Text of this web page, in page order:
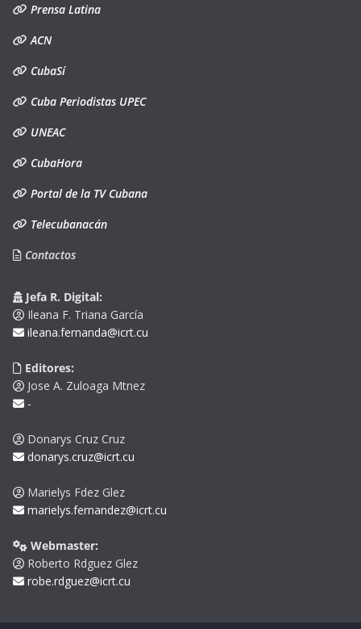
Prensa Latina
ACN
CubaSí
Cuba Periodistas UPEC
UNEAC
CubaHora
Portal de la TV Cubana
Telecubanacán
Contactos
Jefa R. Digital:
Ileana F. Triana García
ileana.fernanda@icrt.cu
Editores:
Jose A. Zuloaga Mtnez
-
Donarys Cruz Cruz
donarys.cruz@icrt.cu
Marielys Fdez Glez
marielys.fernandez@icrt.cu
Webmaster:
Roberto Rdguez Glez
robe.rdguez@icrt.cu